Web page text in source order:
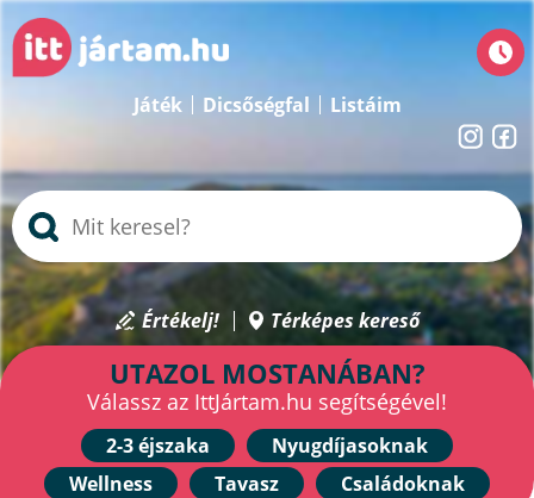
Játék Dicsőségfal Listáim
Értékelj! Térképes kereső
UTAZOL MOSTANÁBAN?
Válassz az IttJártam.hu segítségével!
2-3 éjszaka
Nyugdíjasoknak
Wellness
Tavasz Családoknak